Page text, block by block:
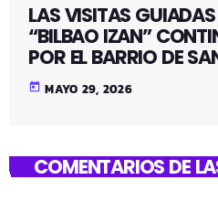
LAS VISITAS
“BILBAO IZAN”
POR EL BARRIO DE
today MAYO 29, 2026
COMENTARIOS DE